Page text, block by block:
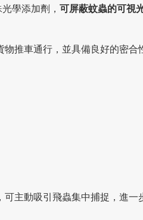
學添加劑， 可屏蔽蚊蟲的可視
物推車通行，並具備良好的密
，可主動吸引飛蟲集中捕捉，進